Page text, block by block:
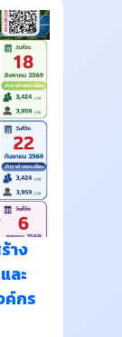
าง
ละ
ค์กร